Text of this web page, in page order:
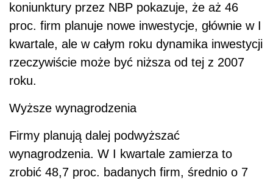
koniunktury przez NBP pokazuje, że aż 46
proc. firm planuje nowe inwestycje, głównie w I
kwartale, ale w całym roku dynamika inwestycji
rzeczywiście może być niższa od tej z 2007
roku.
Wyższe wynagrodzenia
Firmy planują dalej podwyższać
wynagrodzenia. W I kwartale zamierza to
zrobić 48,7 proc. badanych firm, średnio o 7